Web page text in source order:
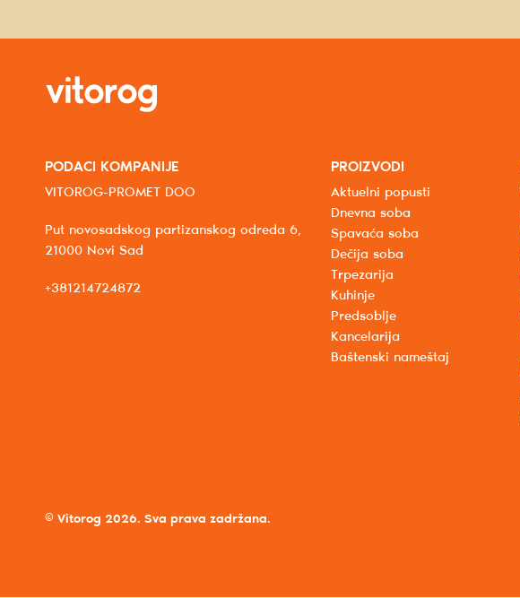
PODACI KOMPANIJE
VITOROG-PROMET DOO
Put novosadskog partizanskog odreda 6,
21000 Novi Sad
+381214724872
PROIZVODI
Aktuelni popusti
Dnevna soba
Spavaća soba
Dečija soba
Trpezarija
Kuhinje
Predsoblje
Kancelarija
Baštenski nameštaj
© Vitorog 2026. Sva prava zadržana.